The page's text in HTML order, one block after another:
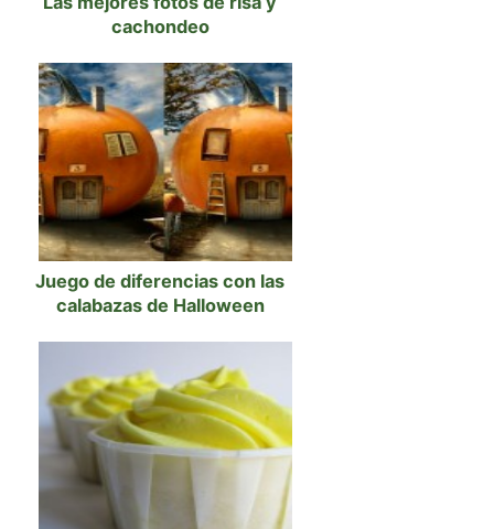
cachondeo
Juego de diferencias con las
calabazas de Halloween